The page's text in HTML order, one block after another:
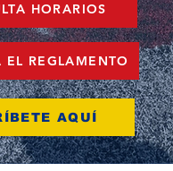
HORARIOS
EL REGLAMENTO
AQUÍ